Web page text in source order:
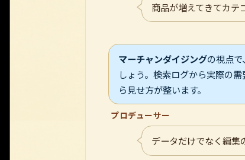
商品が増えてきてカテ
マーチャンダイジングの視点
しょう。検索ログから実際の
ら見せ方が整います。
プロデューサー
データだけでなく編集